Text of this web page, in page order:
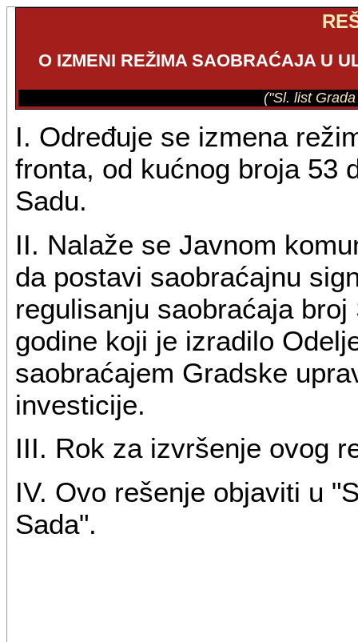
O IZMENI REŽIMA SAOBRAĆAJA U
("Sl. list
I. Određuje se izmena
fronta, od kućnog broja 53
Sadu.
II. Nalaže se Javnom
da postavi saobraćajnu
regulisanju saobraćaja
godine koji je izradilo
saobraćajem Gradske
investicije.
III. Rok za izvršenje ovog
IV. Ovo rešenje objaviti u
Sada".